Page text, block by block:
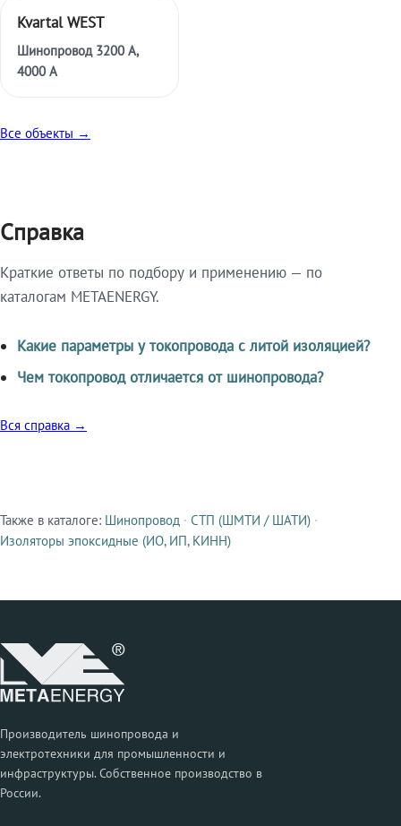
Kvartal WEST
Шинопровод 3200 А,
4000 А
Все объекты →
Справка
Краткие ответы по подбору и применению — по
каталогам METAENERGY.
Какие параметры у токопровода с литой изоляцией?
Чем токопровод отличается от шинопровода?
Вся справка →
Смежные продукты
Также в каталоге: Шинопровод · СТП (ШМТИ / ШАТИ) ·
Изоляторы эпоксидные (ИО, ИП, КИНН)
Производитель шинопровода и
электротехники для промышленности и
инфраструктуры. Собственное производство в
России.